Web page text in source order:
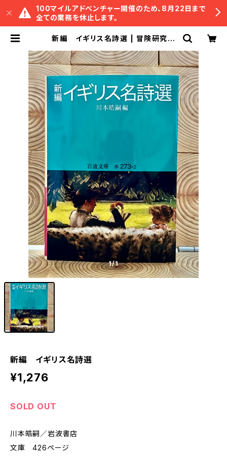
100マイルアドベンチャー開催のため、8月22日まで
全ての業務を休止します。
新編 イギリス名詩選 | 冒険研究所
1/1
新編 イギリス名詩選
¥1,276
SOLD OUT
川本皓嗣／岩波書店
文庫 426ページ